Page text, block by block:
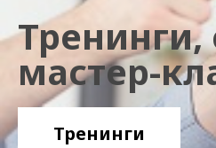
мастер-
Тренинги